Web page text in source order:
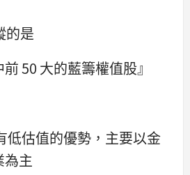
的是
前 50 大的藍籌權值股』
低估值的優勢，主要以金
為主